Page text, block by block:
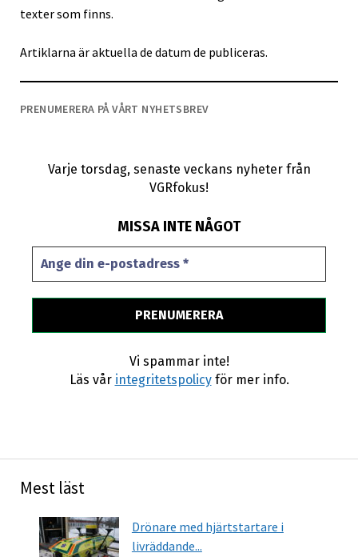
texter som finns.
Artiklarna är aktuella de datum de publiceras.
PRENUMERERA PÅ VÅRT NYHETSBREV
Varje torsdag, senaste veckans nyheter från
VGRfokus!
MISSA INTE NÅGOT
Vi spammar inte!
Läs vår integritetspolicyför mer info.
Mest läst
Drönare med hjärtstartare i
livräddande...